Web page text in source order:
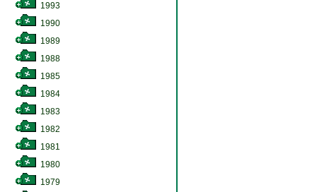
1993
1990
1989
1988
1985
1984
1983
1982
1981
1980
1979